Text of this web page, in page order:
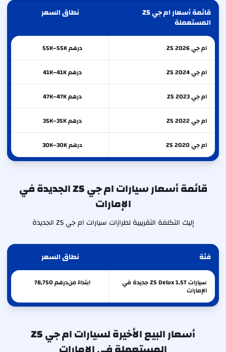
قائمة أسعار ام جي ZS
المستعملة
نطاق السعر
ام جي ZS2026 درهم 55K–55K
ام جي ZS2024 درهم 41K–41K
ام جي ZS2023 درهم 47K–47K
ام جي ZS2022 درهم 35K–35K
ام جي ZS2020 درهم 30K–30K
قائمة أسعار سيارات ام جي ZS الجديدة في
الإمارات
إليك التكلفة التقريبية لطرازات سيارات ام جي ZS الجديدة
فئة نطاق السعر
سيارات ZS Delux 1.5T جديدة في
الإمارات
ابتداءً من 78,750درهم
أسعار البيع الأخيرة لسيارات ام جي ZS